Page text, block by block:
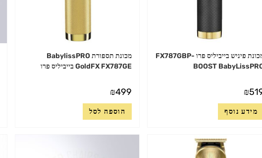
מכונת פיניש בייביליס פרו FX787GBP-
BOOST
₪
מידע נוסף
מכונת תספורת BabylissPRO
GoldFX FX787GE בייביליס פרו
₪499
הוספה לסל